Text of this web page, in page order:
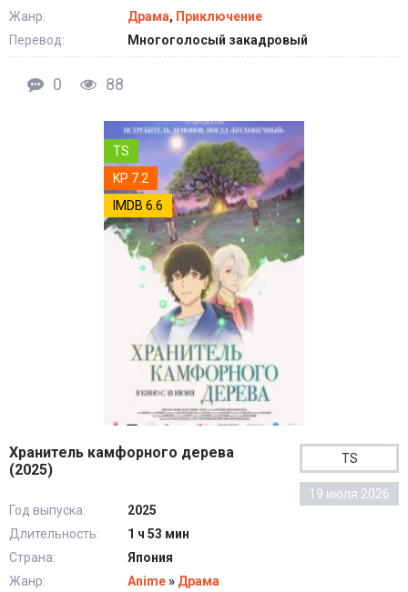
Жанр:
Драма, Приключение
Перевод:
Многоголосый закадровый
0 88
TS
KP 7.2
IMDB 6.6
Хранитель камфорного дерева
(2025)
TS
19 июля 2026
Год выпуска:
2025
Длительность:
1 ч 53 мин
Страна:
Япония
Жанр:
Anime» Драма